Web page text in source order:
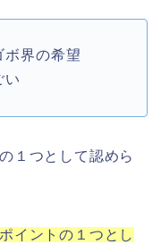
ボ界の希望
い
１つとして認めら
イントの１つとし